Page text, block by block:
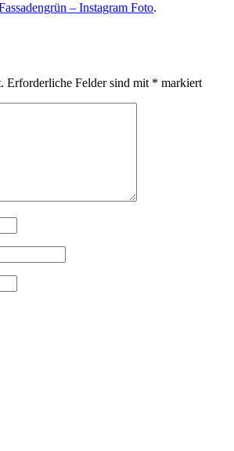
– Instagram Foto.
Erforderliche Felder sind mit * markiert